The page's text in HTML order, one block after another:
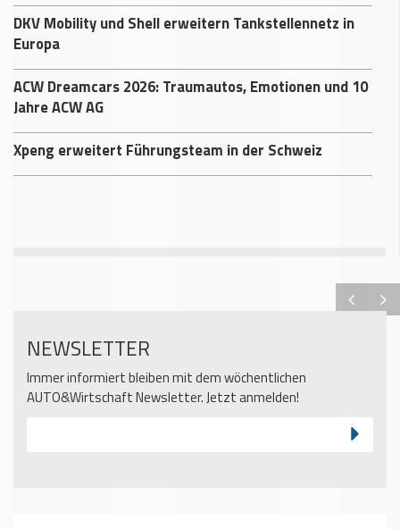
DKV Mobility und Shell erweitern Tankstellennetz in
Europa
ACW Dreamcars 2026: Traumautos, Emotionen und 10
Jahre ACW AG
Xpeng erweitert Führungsteam in der Schweiz
NEWSLETTER
Immer informiert bleiben mit dem wöchentlichen
AUTO&Wirtschaft Newsletter. Jetzt anmelden!